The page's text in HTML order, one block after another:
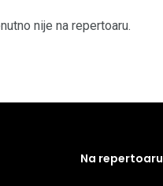
nije na repertoaru.
Na repertoaru